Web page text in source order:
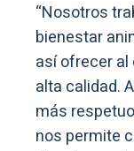
“Nosotros
bienestar
así ofrecer
alta calidad.
más
nos permite